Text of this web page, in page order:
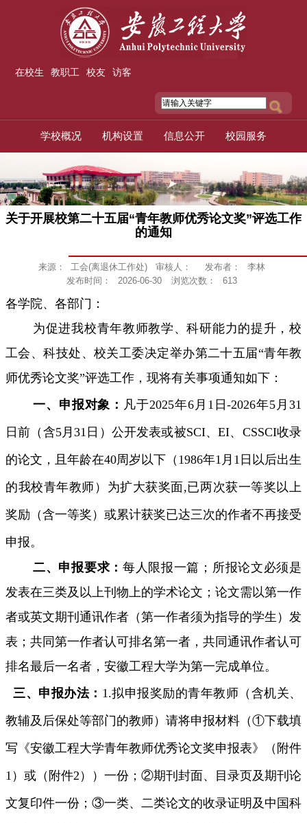
在校生 教职工 校友 访客
学校概况 机构设置 信息公开 校园服务
关于开展校第二十五届“青年教师优秀论文奖”评选工作
的通知
来源： 工会(离退休工作处) 审核人： 发布者：
李林
发布时间：
2026-06-30 浏览次数： 613
各学院、各部门：
为促进我校青年教师教学、科研能力的提升，校
工会、科技处、校关工委决定举办第二十五届“青年教
师优秀论文奖”评选工作，现将有关事项通知如下：
一、申报对象： 凡于2025年6月 1 日-2026年5 月31
日前（含5月31 日）公开发表或被SCI、EI、 CSSCI收录
的论文，且年龄在40周岁以下（ 1986年1 月 1 日以后出生
的我校青年教师）为扩大获奖面 ,已两次获一等奖以上
奖励（含一等奖）或累计获奖已达三次的作者不再接受
申报。
二、申报要求： 每人限报一篇；所报论文必须是
发表在三类及以上刊物上的学术论文；论文需以第一作
者或英文期刊通讯作者（第一作者须为指导的学生）发
表；共同第一作者认可排名第一者，共同通讯作者认可
排名最后一名者，安徽工程大学为第一完成单位。
三、申报办法： 1.拟申报奖励的青年教师（含机关、
教辅及后保处等部门的教师）请将申报材料（①下载填
写《安徽工程大学青年教师优秀论文奖申报表》（附件
1 ）或（附件2 ））一份；②期刊封面、目录页及期刊论
文复印件一份；③一类、二类论文的收录证明及 中国科